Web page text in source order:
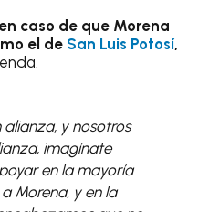
en caso de que Morena
el de San Luis Potosí,
alianza, y nosotros
imagínate
en la mayoría
Morena, y en la